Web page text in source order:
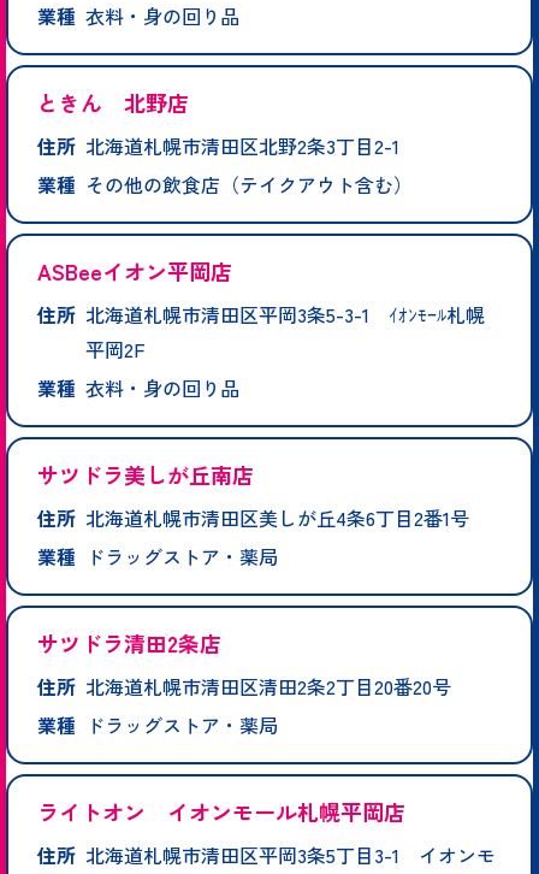
業種 衣料・身の回り品
ときん 北野店
住所 北海道札幌市清田区北野2条3丁目2-1
業種 その他の飲食店（テイクアウト含む）
ASBeeイオン平岡店
住所 北海道札幌市清田区平岡3条5-3-1 ｲｵﾝﾓｰﾙ札幌
平岡2F
業種 衣料・身の回り品
サツドラ美しが丘南店
住所 北海道札幌市清田区美しが丘4条6丁目2番1号
業種
ドラッグストア・薬局
サツドラ清田2条店
住所 北海道札幌市清田区清田2条2丁目20番20号
業種
ドラッグストア・薬局
ライトオン イオンモール札幌平岡店
住所 北海道札幌市清田区平岡3条5丁目3-1 イオンモ